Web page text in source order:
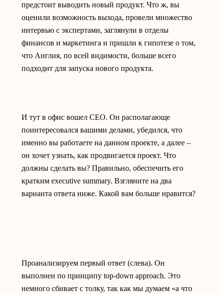
предстоит выводить новый продукт. Что ж, вы
оценили возможность выхода, провели множество
интервью с экспертами, заглянули в отделы
финансов и маркетинга и пришли к гипотезе о том,
что Англия, по всей видимости, больше всего
подходит для запуска нового продукта.
И тут в офис вошел CEO. Он располагающе
поинтересовался вашими делами, убедился, что
именно вы работаете на данном проекте, а далее –
он хочет узнать, как продвигается проект. Что
должны сделать вы? Правильно, обеспечить его
кратким executive summary. Взгляните на два
варианта ответа ниже. Какой вам больше нравится?
Проанализируем первый ответ (слева). Он
выполнен по принципу top-down approach. Это
немного сбивает с толку, так как мы думаем «а что